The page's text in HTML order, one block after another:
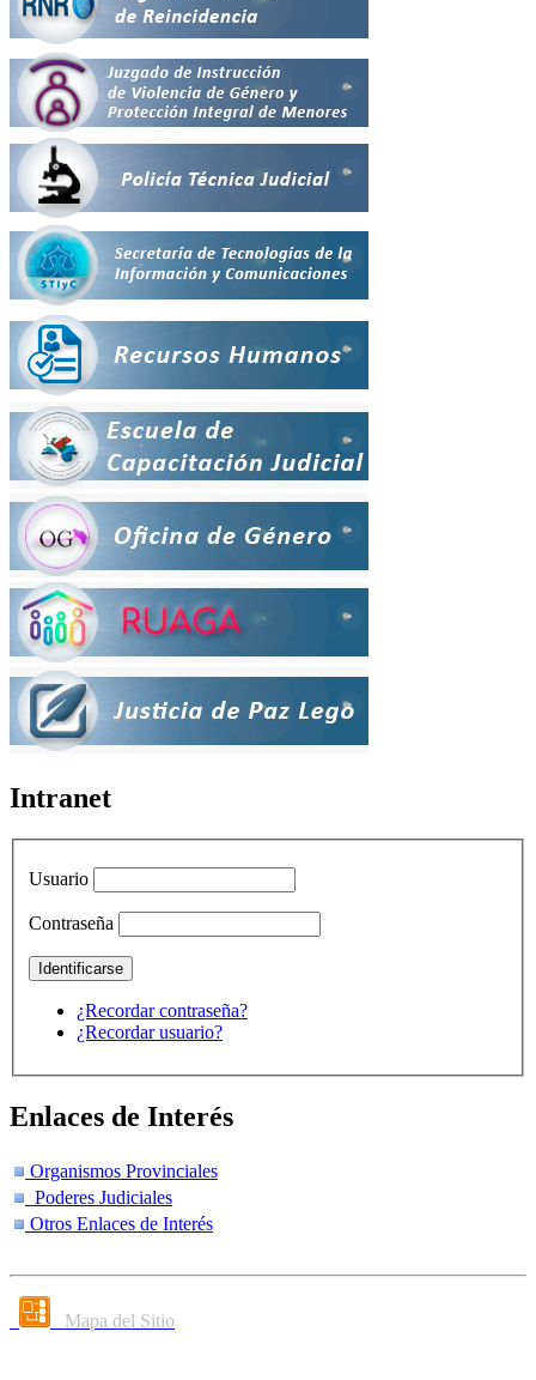
Intranet
Usuario
Contraseña
¿Recordar contraseña?
¿Recordar usuario?
Enlaces de Interés
Organismos Provinciales
Poderes Judiciales
Otros Enlaces de Interés
Mapa del Sitio